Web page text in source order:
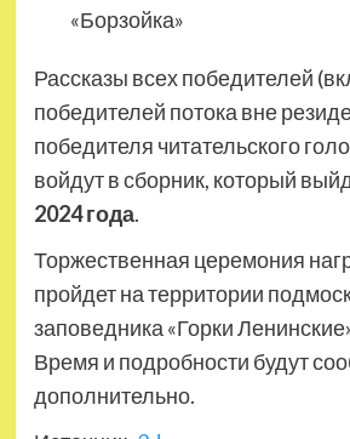
«Борзойка»
Рассказы всех победителей
победителей потока вне
победителя читательского
войдут в сборник, который
2024 года.
Торжественная церемония
пройдет на территории
заповедника «Горки
Время и подробности будут
дополнительно.